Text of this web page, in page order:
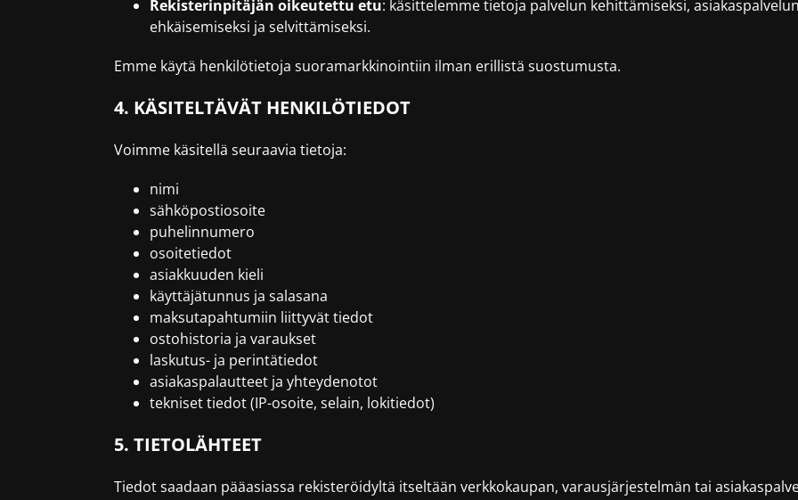
Rekisterinpitäjän oikeutettu etu: käsittelemme tietoja palvelun kehittämiseksi,
ehkäisemiseksi ja selvittämiseksi.
Emme käytä henkilötietoja suoramarkkinointiin ilman erillistä suostumusta.
4. KÄSITELTÄVÄT HENKILÖTIEDOT
Voimme käsitellä seuraavia tietoja:
nimi
sähköpostiosoite
puhelinnumero
osoitetiedot
asiakkuuden kieli
käyttäjätunnus ja salasana
maksutapahtumiin liittyvät tiedot
ostohistoria ja varaukset
laskutus- ja perintätiedot
asiakaspalautteet ja yhteydenotot
tekniset tiedot (IP-osoite, selain, lokitiedot)
5. TIETOLÄHTEET
Tiedot saadaan pääasiassa rekisteröidyltä itseltään verkkokaupan, varausjärjestelmän tai